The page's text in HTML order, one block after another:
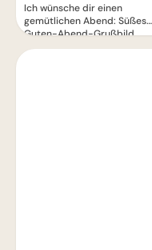
Ich wünsche dir einen
gemütlichen Abend: Süßes
Guten-Abend-Grußbild